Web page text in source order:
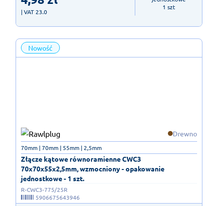
| VAT 23.0
1 szt
Nowość
Drewno
Złącze kątowe równoramienne CWC3
70x70x55x2,5mm, wzmocniony - opakowanie
jednostkowe - 1 szt.
70mm | 70mm | 55mm | 2,5mm
R-CWC3-775/25R
5906675643946